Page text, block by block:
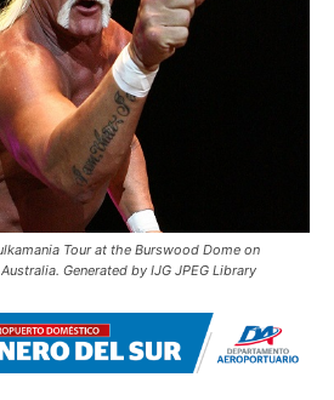
Tour at the Burswood Dome on
Generated by IJG JPEG Library